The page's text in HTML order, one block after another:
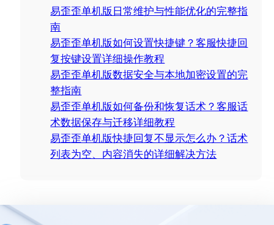
易歪歪单机版日常维护与性能优化的完整指
南
易歪歪单机版如何设置快捷键？客服快捷回
复按键设置详细操作教程
易歪歪单机版数据安全与本地加密设置的完
整指南
易歪歪单机版如何备份和恢复话术？客服话
术数据保存与迁移详细教程
易歪歪单机版快捷回复不显示怎么办？话术
列表为空、内容消失的详细解决方法